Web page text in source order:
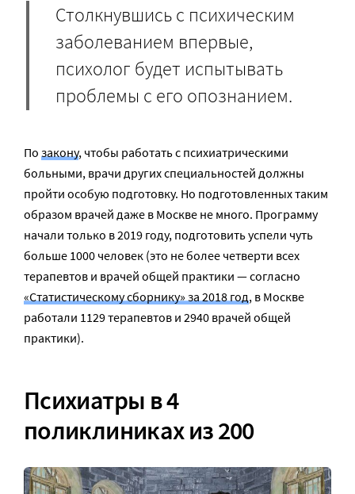
Столкнувшись с психическим
заболеванием впервые,
психолог будет испытывать
проблемы с его опознанием.
По закону, чтобы работать с психиатрическими
больными, врачи других специальностей должны
пройти особую подготовку. Но подготовленных таким
образом врачей даже в Москве не много. Программу
начали только в 2019 году, подготовить успели чуть
больше 1000 человек (это не более четверти всех
терапевтов и врачей общей практики — согласно
«Статистическому сборнику» за 2018 год, в Москве
работали 1129 терапевтов и 2940 врачей общей
практики).
Психиатры в 4
поликлиниках из 200